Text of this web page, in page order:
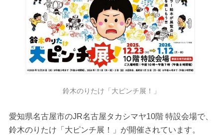
鈴木のりたけ「大ピンチ展！」
愛知県名古屋市のJR名古屋タカシマヤ10階 特設会場で、
鈴木のりたけ「大ピンチ展！」が開催されています。